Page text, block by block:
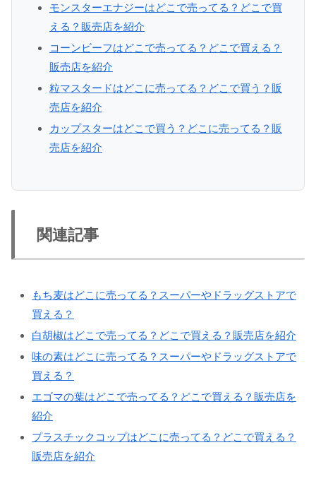
モンスターエナジーはどこで売ってる？どこで買
える？販売店を紹介
コーンビーフはどこで売ってる？どこで買える？
販売店を紹介
粒マスタードはどこに売ってる？どこで買う？販
売店を紹介
カップスターはどこで買う？どこに売ってる？販
売店を紹介
関連記事
もち麦はどこに売ってる？スーパーやドラッグストアで
買える？
白胡椒はどこで売ってる？どこで買える？販売店を紹介
味の素はどこに売ってる？スーパーやドラッグストアで
買える？
エゴマの葉はどこで売ってる？どこで買える？販売店を
紹介
プラスチックコップはどこに売ってる？どこで買える？
販売店を紹介